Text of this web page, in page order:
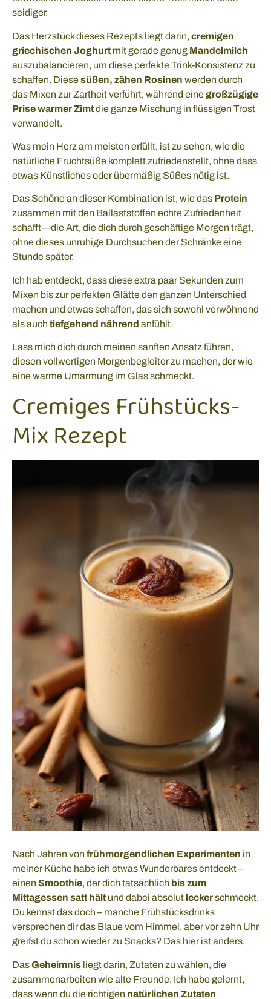
seidiger.
Das Herzstück dieses Rezepts liegt darin, cremigen
griechischen Joghurt mit gerade genug Mandelmilch
auszubalancieren, um diese perfekte Trink-Konsistenz zu
schaffen. Diesesüßen, zähen Rosinen werden durch
das Mixen zur Zartheit verführt, während einegroßzügige
Prise warmer Zimtdie ganze Mischung in flüssigen Trost
verwandelt.
Was mein Herz am meisten erfüllt, ist zu sehen, wie die
natürliche Fruchtsüße komplett zufriedenstellt, ohne dass
etwas Künstliches oder übermäßig Süßes nötig ist.
Das Schöne an dieser Kombination ist, wie das Protein
zusammen mit den Ballaststoffen echte Zufriedenheit
schafft—die Art, die dich durch geschäftige Morgen trägt,
ohne dieses unruhige Durchsuchen der Schränke eine
Stunde später.
Ich hab entdeckt, dass diese extra paar Sekunden zum
Mixen bis zur perfekten Glätte den ganzen Unterschied
machen und etwas schaffen, das sich sowohl verwöhnend
als auch tiefgehend nährend anfühlt.
Lass mich dich durch meinen sanften Ansatz führen,
diesen vollwertigen Morgenbegleiter zu machen, der wie
eine warme Umarmung im Glas schmeckt.
Cremiges Frühstücks-
Mix Rezept
Nach Jahren von frühmorgendlichen Experimenten in
meiner Küche habe ich etwas Wunderbares entdeckt –
einen Smoothie, der dich tatsächlich bis zum
Mittagessen satt hält und dabei absolut leckerschmeckt.
Du kennst das doch – manche Frühstücksdrinks
versprechen dir das Blaue vom Himmel, aber vor zehn Uhr
greifst du schon wieder zu Snacks? Das hier ist anders.
DasGeheimnis liegt darin, Zutaten zu wählen, die
zusammenarbeiten wie alte Freunde. Ich habe gelernt,
dass wenn du die richtigen natürlichen Zutaten